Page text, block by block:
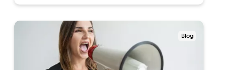
payroll deels automatiseren.
Blog